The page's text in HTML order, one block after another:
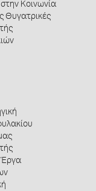
Κοινωνία
Θυγατρικές
Έργα